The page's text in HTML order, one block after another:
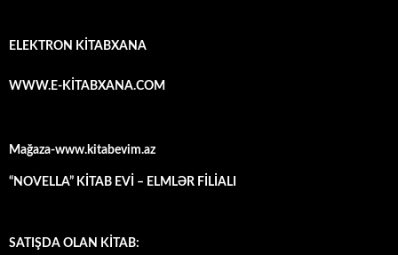
ELEKTRON KİTABXANA
WWW.E-KİTABXANA.COM
Mağaza-www.kitabevim.az
“NOVELLA” KİTAB EVİ – ELMLƏR FİLİALI
SATIŞDA OLAN KİTAB: